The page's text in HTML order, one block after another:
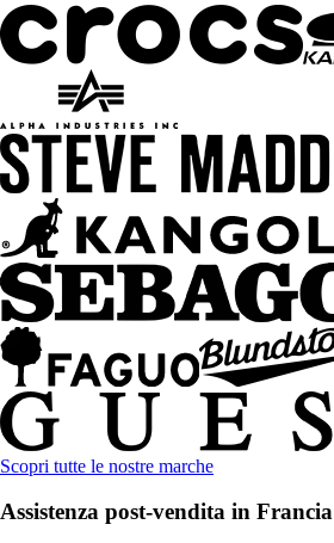
Scopri tutte le nostre marche
Assistenza post-vendita in Francia